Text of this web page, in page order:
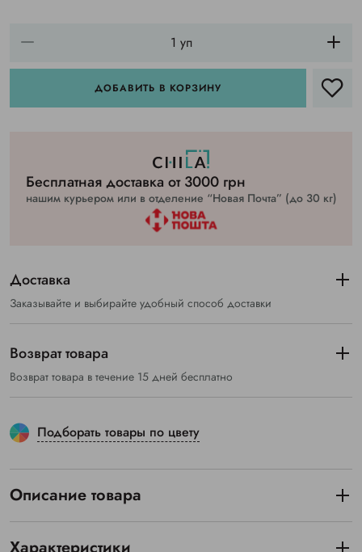
ДОБАВИТЬ В КОРЗИНУ
Бесплатная доставка от 3000 грн
нашим курьером или в отделение “Новая Почта” (до 30 кг)
Доставка
Заказывайте и выбирайте удобный способ доставки
Возврат товара
Возврат товара в течение 15 дней бесплатно
Подборать товары по цвету
Описание товара